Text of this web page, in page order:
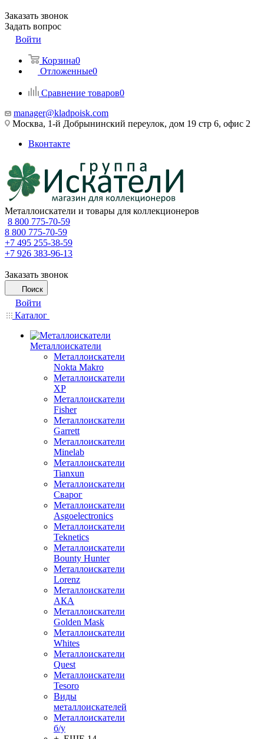
Заказать звонок
Задать вопрос
Войти
Корзина0
Отложенные0
Сравнение товаров0
manager@kladpoisk.com
Москва, 1-й Добрынинский переулок, дом 19 стр 6, офис 2
Вконтакте
Металлоискатели и товары для коллекционеров
8 800 775-70-59
8 800 775-70-59
+7 495 255-38-59
+7 926 383-96-13
Заказать звонок
Поиск
Войти
Каталог
Металлоискатели
Металлоискатели
Nokta Makro
Металлоискатели
XP
Металлоискатели
Fisher
Металлоискатели
Garrett
Металлоискатели
Minelab
Металлоискатели
Tianxun
Металлоискатели
Сварог
Металлоискатели
Asgoelectronics
Металлоискатели
Teknetics
Металлоискатели
Bounty Hunter
Металлоискатели
Lorenz
Металлоискатели
АКА
Металлоискатели
Golden Mask
Металлоискатели
Whites
Металлоискатели
Quest
Металлоискатели
Tesoro
Виды
металлоискателей
Металлоискатели
б/у